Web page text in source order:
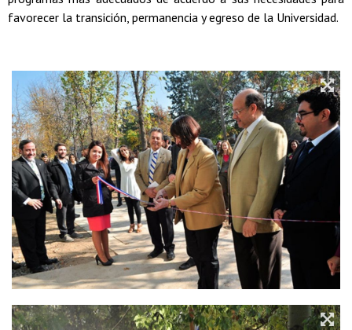
favorecer la transición, permanencia y egreso de la Universidad.